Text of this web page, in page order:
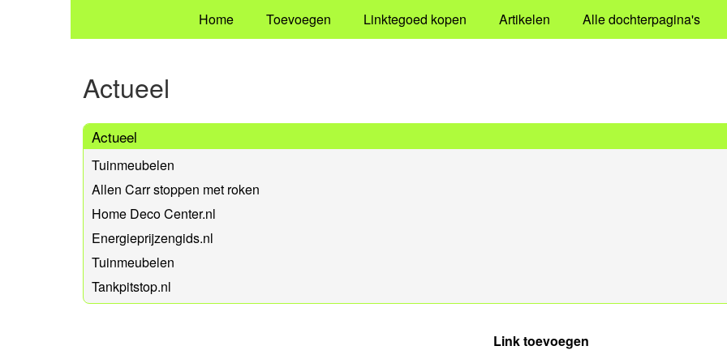
Home Toevoegen Linktegoed kopen Artikelen Alle dochterpagina's
Actueel
Actueel
Tuinmeubelen
Allen Carr stoppen met roken
Home Deco Center.nl
Energieprijzengids.nl
Tuinmeubelen
Tankpitstop.nl
Link toevoegen